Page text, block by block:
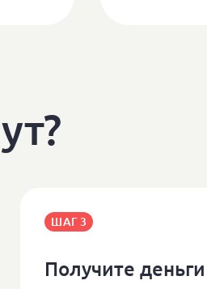
ШАГ 3
Получите деньги